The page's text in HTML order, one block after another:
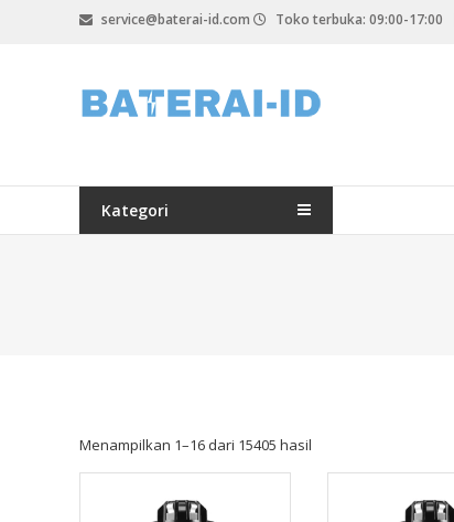
service@baterai-id.com Toko terbuka: 09:00-17:00
bateria-
id.com
Kategori
Menampilkan 1–16 dari 15405 hasil